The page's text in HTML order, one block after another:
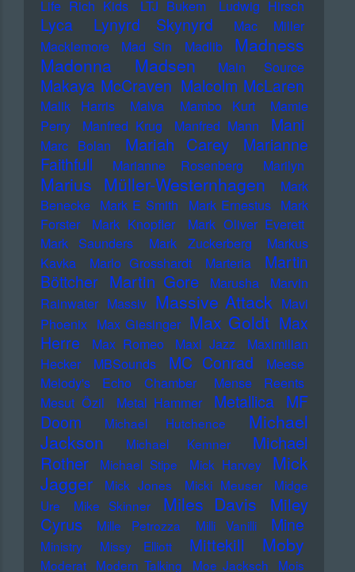
Life Rich Kids
LTJ Bukem Ludwig Hirsch
Lyca Lynyrd Skynyrd
Mac Miller
Macklemore
Mad Sin Madlib
Madness
Madonna
Madsen Main Source
Makaya McCraven Malcolm McLaren
Malik Harris Malva Mambo Kurt
Mamie
Perry
Manfred Krug Manfred Mann Mani
Marc Bolan Mariah Carey
Marianne
Faithfull
Marianne Rosenberg Marilyn
Marius Müller-Westernhagen
Mark
Benecke Mark E Smith Mark Ernestus Mark
Forster
Mark Knopfler
Mark Oliver Everett
Mark Saunders
Mark Zuckerberg
Markus
Kavka
Marlo Grosshardt Marteria
Martin
Böttcher Martin Gore Marusha
Marvin
Rainwater Massiv Massive Attack Mavi
Phoenix Max Giesinger Max Goldt Max
Herre
Max Romeo Maxi Jazz
Maximilian
Hecker
MBSounds MC Conrad
Meese
Melody's Echo Chamber
Mense Reents
Mesut Özil
Metal Hammer Metallica MF
Doom
Michael Hutchence
Michael
Jackson
Michael Kemner
Michael
Rother
Michael Stipe Mick Harvey
Mick
Jagger
Mick Jones Micki Meuser
Midge
Ure
Mike Skinner Miles Davis
Miley
Cyrus
Mille Petrozza Milli Vanilli Mine
Ministry Missy Elliott Mittekill Moby
Moderat Modern Talking Moe Jacksch
Mois